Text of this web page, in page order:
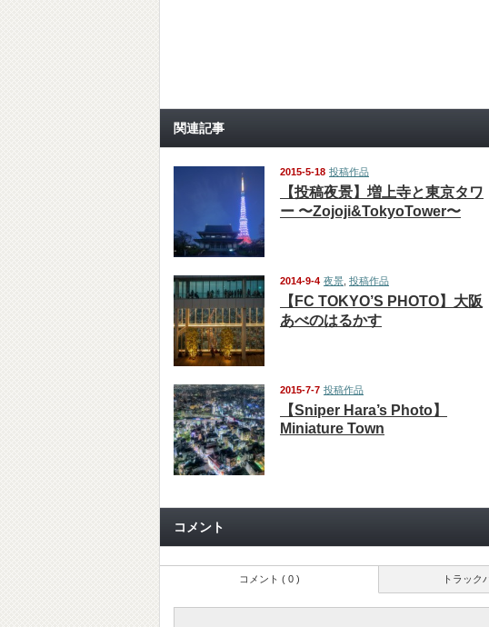
関連記事
2015-5-18 投稿作品
【投稿夜景】増上寺と東京タワ
ー 〜Zojoji&TokyoTower〜
2014-9-4 夜景 投稿作品
【FC TOKYO’S PHOTO】大阪
あべのはるかす
2015-7-7 投稿作品
【Sniper Hara’s Photo】
Miniature Town
コメント
トラック
コメント ( 0 )